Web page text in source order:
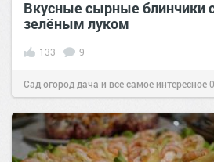
Вкусные сырные блинчики
зелёным луком
133 9
Сад огород дача и все самое интересное
20 фев 2017